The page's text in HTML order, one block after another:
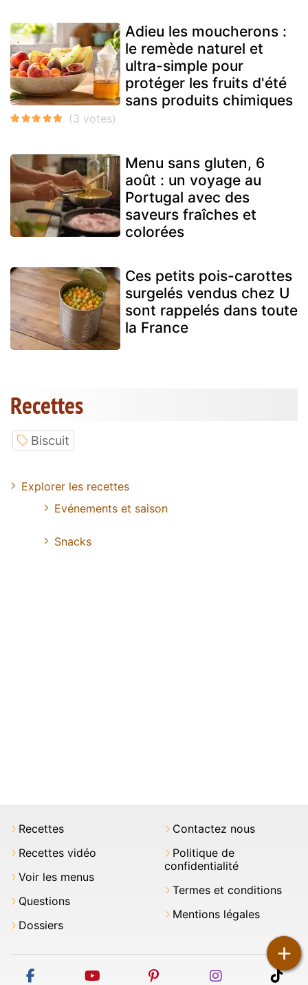
+
Adieu les moucherons :
le remède naturel et
ultra-simple pour
protéger les fruits d'été
sans produits chimiques
Menu sans gluten, 6
août : un voyage au
Portugal avec des
saveurs fraîches et
colorées
Ces petits pois-carottes
surgelés vendus chez U
sont rappelés dans toute
la France
Recettes
Biscuit
Explorer les recettes
Evénements et saison
Snacks
Recettes
Recettes vidéo
Voir les menus
Questions
Dossiers
Contactez nous
Politique de
confidentialité
Termes et conditions
Mentions légales
facebook youtube pinterest instagram